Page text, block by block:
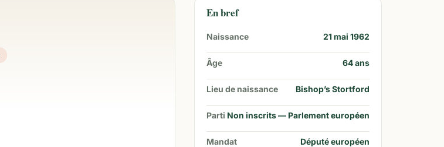
En bref
Naissance 21 mai 1962
Âge 64ans
Lieu de naissance Bishop’s Stortford
Parti Non inscrits — Parlement européen
Mandat Député européen